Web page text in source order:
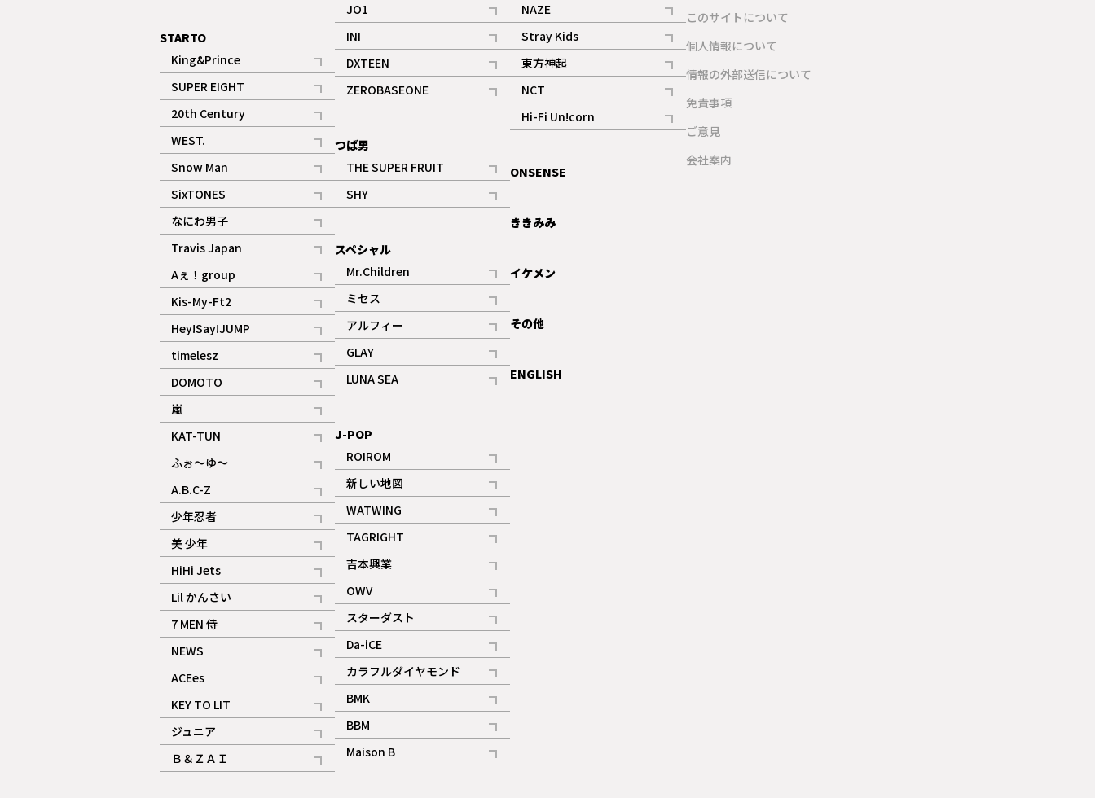
STARTO
King&Prince
記事
SUPER EIGHT
記事
20th Century
記事
WEST.
記事
Snow Man
記事
ギャラリー
SixTONES
記事
ギャラリー
なにわ男子
記事
Travis Japan
記事
Aぇ！group
記事
Kis-My-Ft2
記事
ギャラリー
Hey!Say!JUMP
記事
timelesz
記事
DOMOTO
記事
嵐
記事
KAT-TUN
記事
ふぉ～ゆ～
記事
A.B.C-Z
記事
ギャラリー
少年忍者
記事
美 少年
記事
HiHi Jets
記事
Lil かんさい
記事
7 MEN 侍
記事
NEWS
記事
ACEes
記事
KEY TO LIT
記事
ジュニア
記事
Ｂ＆ＺＡＩ
記事
JO1
記事
ギャラリー
INI
記事
ギャラリー
DXTEEN
記事
ギャラリー
ZEROBASEONE
記事
つば男
THE SUPER FRUIT
記事
ギャラリー
SHY
記事
スペシャル
Mr.Children
記事
ミセス
記事
アルフィー
記事
GLAY
記事
LUNA SEA
記事
J-POP
ROIROM
記事
新しい地図
記事
WATWING
記事
TAGRIGHT
記事
吉本興業
記事
OWV
記事
ギャラリー
スターダスト
記事
Da-iCE
記事
カラフルダイヤモンド
記事
BMK
記事
ギャラリー
BBM
記事
ギャラリー
Maison B
記事
NAZE
記事
Stray Kids
記事
東方神起
記事
NCT
記事
Hi-Fi Un!corn
記事
ONSENSE
ききみみ
イケメン
その他
ENGLISH
このサイトについて
個人情報について
情報の外部送信について
免責事項
ご意見
会社案内